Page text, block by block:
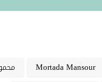
Mortada Mansour